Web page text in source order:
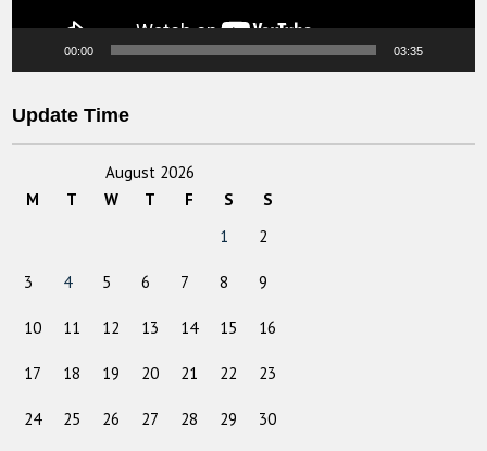
00:00 03:35
Update Time
August 2026
M
T W T F S
S
1
2
3 4 5 6 7 8 9
10 11 12 13 14 15 16
17 18 19 20 21 22 23
24 25 26 27 28 29 30